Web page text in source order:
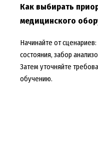
Как выбирать
медицинского
Начинайте от
состояния, забор
Затем уточняйте
обучению.